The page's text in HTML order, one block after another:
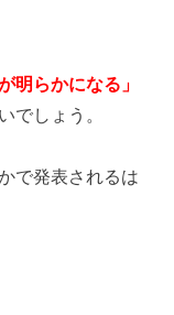
明らかになる」
でしょう。
で発表されるは